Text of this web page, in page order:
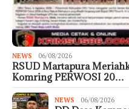
NEWS 06/08/2026
RSUD Martapura
Komring PERWOSI 20…
NEWS 06/08/2026